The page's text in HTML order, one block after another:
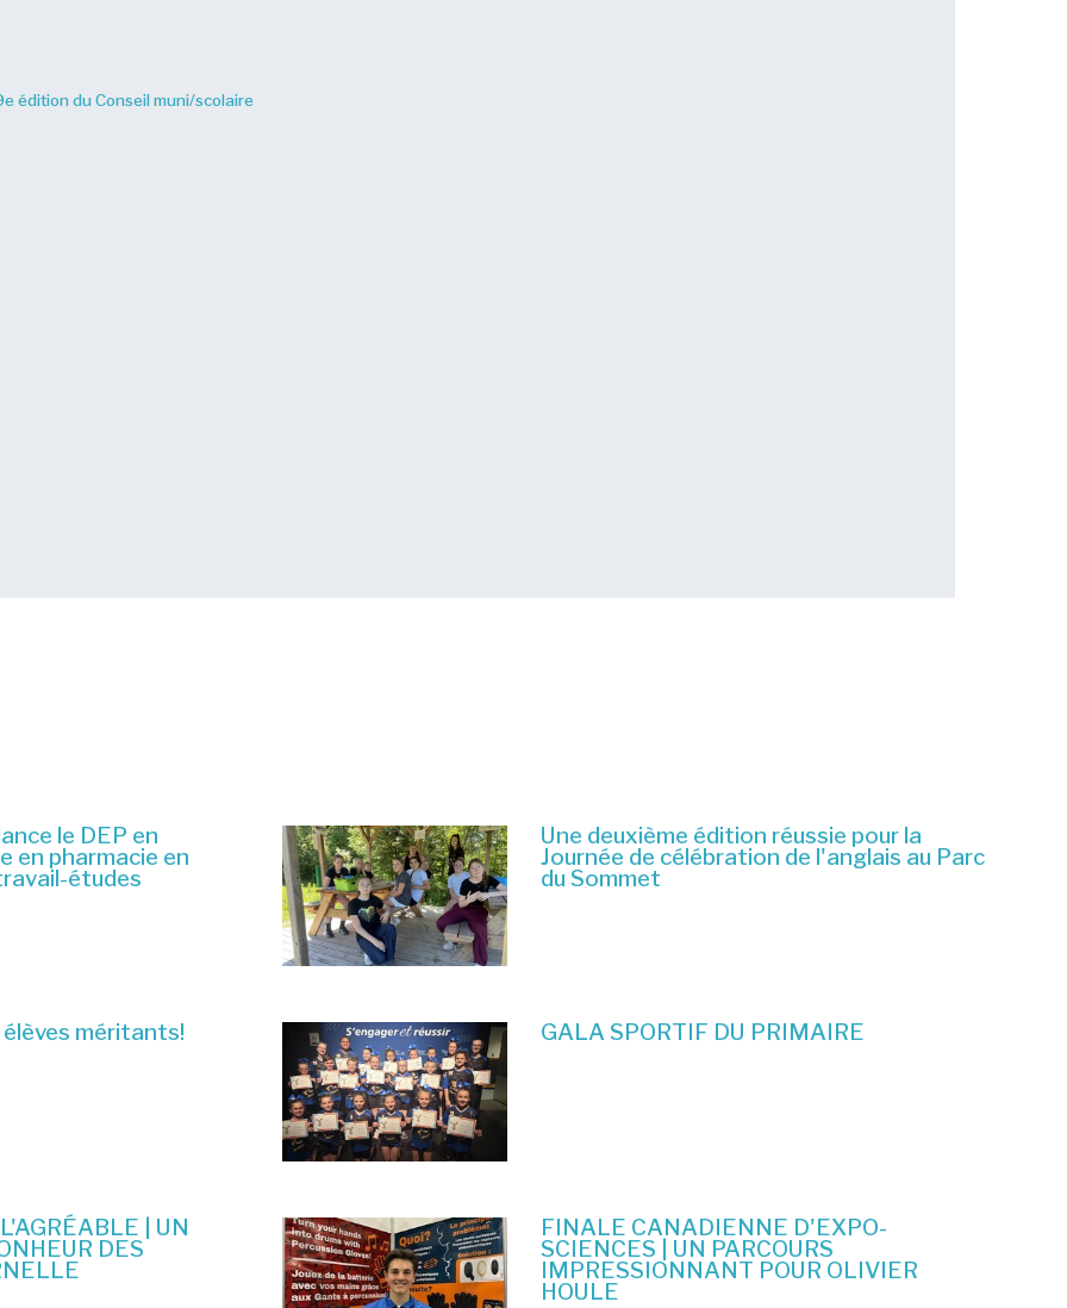
édition du Conseil muni/scolaire
le DEP en
en pharmacie en
études
Une deuxième édition réussie pour la
Journée de célébration de l'anglais au Parc
du Sommet
élèves méritants! GALA SPORTIF DU PRIMAIRE
| UN
DES
FINALE CANADIENNE D'EXPO-
SCIENCES | UN PARCOURS
IMPRESSIONNANT POUR OLIVIER
HOULE